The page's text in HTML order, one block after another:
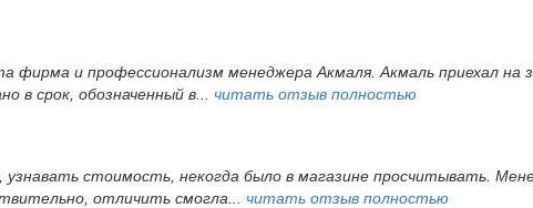
фирма и профессионализм менеджера Акмаля. Акмаль приехал на
в срок, обозначенный в... читать отзыв полностью
стоимость, некогда было в магазине просчитывать.
отличить смогла... читать отзыв полностью